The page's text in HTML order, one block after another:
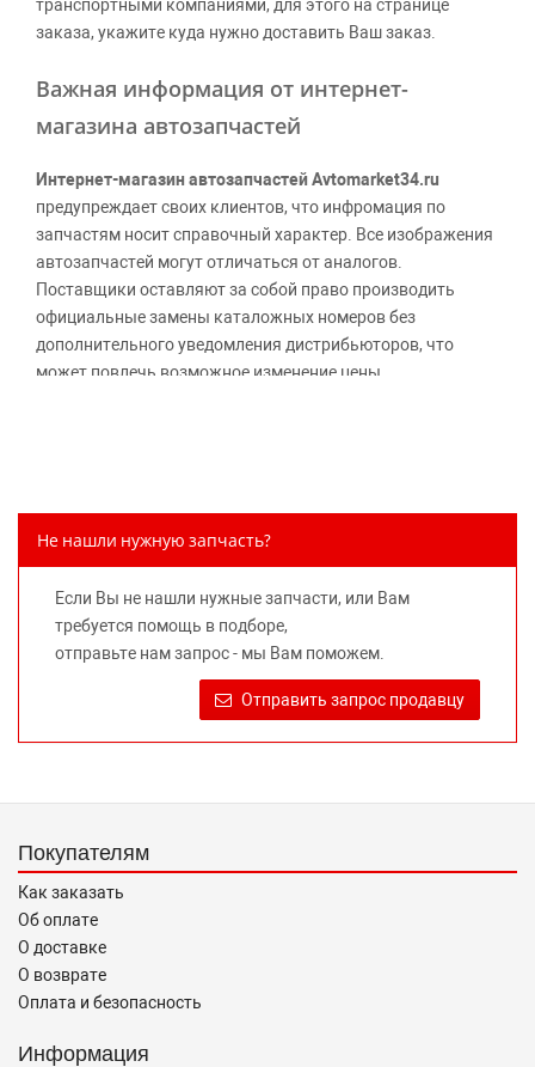
транспортными компаниями, для этого на странице
заказа, укажите куда нужно доставить Ваш заказ.
Важная информация от интернет-
магазина автозапчастей
Интернет-магазин автозапчастей Avtomarket34.ru
предупреждает своих клиентов, что инфромация по
запчастям носит справочный характер. Все изображения
автозапчастей могут отличаться от аналогов.
Поставщики оставляют за собой право производить
официальные замены каталожных номеров без
дополнительного уведомления дистрибьюторов, что
может повлечь возможное изменение цены.
не вводит потребителя в заблуждение относительно
автомобилей и их производителей, не нарушает права
правообладателей указанных товарных знаков.
Требование предоставлять покупателю необходимую и
достоверную информацию о товаре, предлагаемом к
продаже, обеспечивающую возможность их правильного
выбора возложено на продавца (изготовителя) Законом
Не нашли нужную запчасть?
Если Вы не нашли нужные запчасти, или Вам
требуется помощь в подборе,
отправьте нам запрос - мы Вам поможем.
Отправить запрос продавцу
Покупателям
Как заказать
Об оплате
О доставке
О возврате
Оплата и безопасность
Информация